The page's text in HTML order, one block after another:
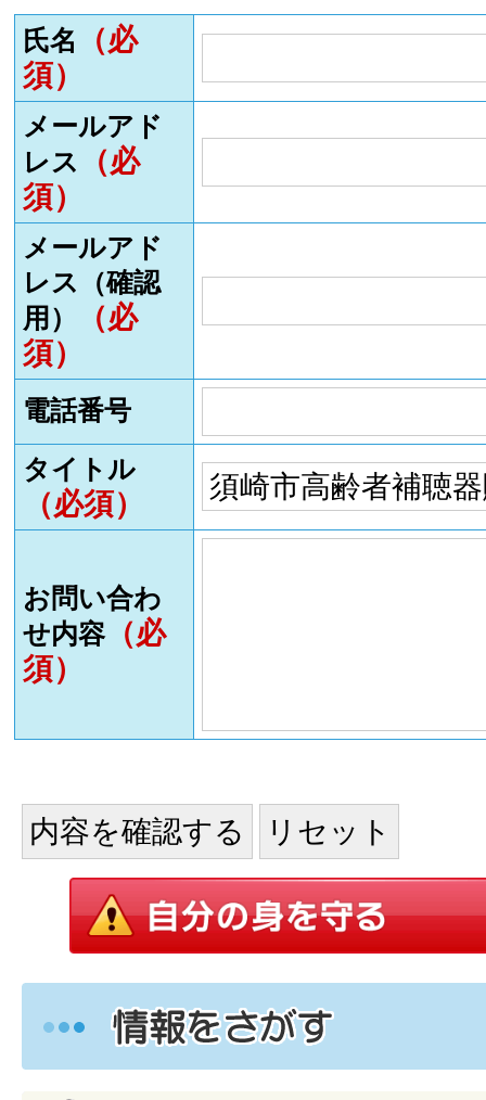
氏名
（必
須）
メールアド
レス
（必
須）
メールアド
レス（確認
用）
（必
須）
電話番号
タイトル
（必須）
お問い合わ
せ内容（必
須）